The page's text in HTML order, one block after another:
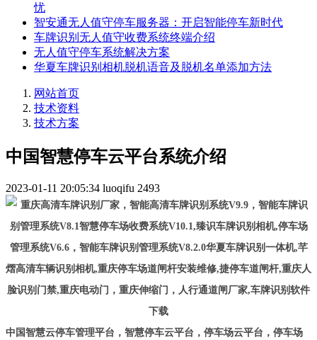
忧
智安通无人值守停车服务器：开启智能停车新时代
车牌识别无人值守收费系统终端介绍
无人值守停车系统解决方案
华夏车牌识别相机脱机语音及脱机名单添加方法
网站首页
技术资料
技术方案
中国智慧停车云平台系统介绍
2023-01-11 20:05:34 luoqifu 2493
中国智慧云停车管理平台，智慧停车云平台，停车场云平台，停车场